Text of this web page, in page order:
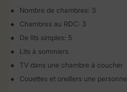
Nombre de chambres: 3
Chambres au RDC: 3
De lits simples: 5
Lits à sommiers
TV dans une chambre à coucher
Couettes et oreillers une personne